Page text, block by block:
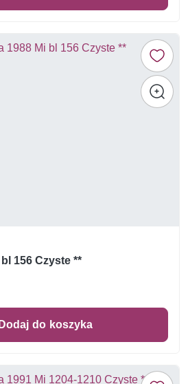
156 Czyste **
Dodaj do koszyka